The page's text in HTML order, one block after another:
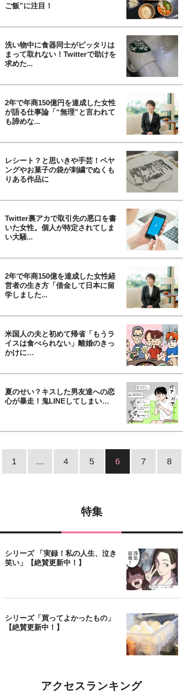
ご飯”に注目！
洗い物中に食器同士がピッタリは
まって取れない！Twitterで助けを
求めた...
2年で年商150億円を達成した女性
が語る仕事論「“無理”と言われて
も諦めな...
レシート？と思いきや手芸！ペヤ
ングやお菓子の袋が刺繍でぬくも
りある作品に
Twitter裏アカで取引先の悪口を書
いた女性。個人が特定されてしま
い大騒...
2年で年商150億を達成した女性経
営者の生き方「借金して日本に留
学しました...
米国人の夫と初めて帰省「もうラ
イスは食べられない」離婚のきっ
かけに…
夏のせい？キスした男友達への恋
心が暴走！鬼LINEしてしまい…
1 … 4 5 6 7 8
特集
シリーズ 「実録！私の人生、泣き
笑い」【絶賛更新中！】
シリーズ「買ってよかったもの」
【絶賛更新中！】
アクセスランキング